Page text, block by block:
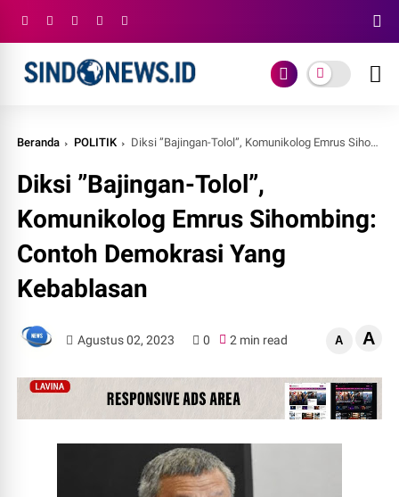
Beranda POLITIK Diksi ”Bajingan-Tolol”, Komunikolog Emrus Sihombing: Contoh Demokrasi Yang Kebablasan
Diksi ”Bajingan-Tolol”,
Komunikolog Emrus Sihombing:
Contoh Demokrasi Yang
Kebablasan
Agustus 02, 2023 0 2 min read A A